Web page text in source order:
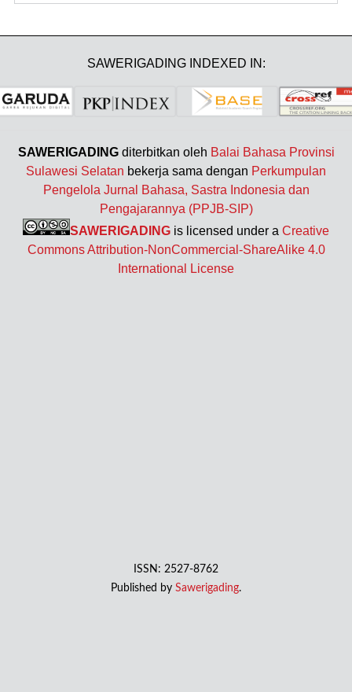
SAWERIGADING INDEXED IN:
SAWERIGADING diterbitkan oleh Balai Bahasa Provinsi
Sulawesi Selatan bekerja sama dengan Perkumpulan
Pengelola Jurnal Bahasa, Sastra Indonesia dan
Pengajarannya (PPJB-SIP)
SAWERIGADING is licensed under a Creative
Commons Attribution-NonCommercial-ShareAlike 4.0
International License
ISSN: 2527-8762
Published by Sawerigading.